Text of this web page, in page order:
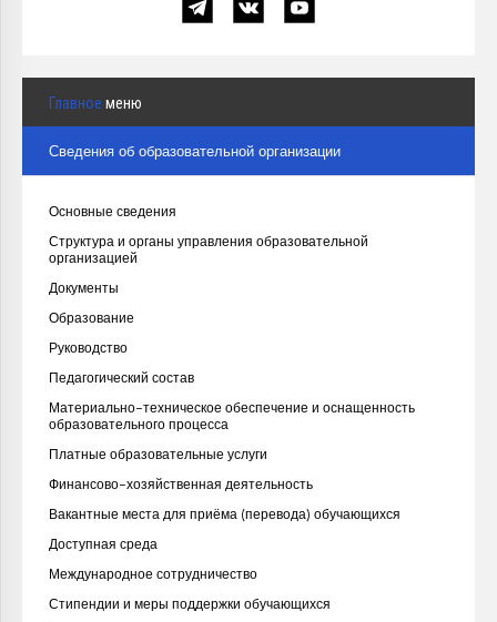
Главное меню
Сведения об образовательной организации
Основные сведения
Структура и органы управления образовательной
организацией
Документы
Образование
Руководство
Педагогический состав
Материально-техническое обеспечение и оснащенность
образовательного процесса
Платные образовательные услуги
Финансово-хозяйственная деятельность
Вакантные места для приёма (перевода) обучающихся
Доступная среда
Международное сотрудничество
Стипендии и меры поддержки обучающихся